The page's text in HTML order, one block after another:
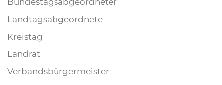
Bundestagsabgeordneter
Landtagsabgeordnete
Kreistag
Landrat
Verbandsbürgermeister